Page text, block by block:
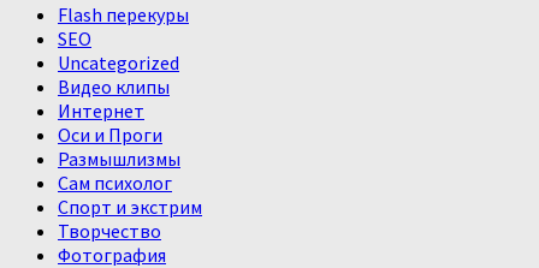
Flash перекуры
SEO
Uncategorized
Видео клипы
Интернет
Оси и Проги
Размышлизмы
Сам психолог
Спорт и экстрим
Творчество
Фотография